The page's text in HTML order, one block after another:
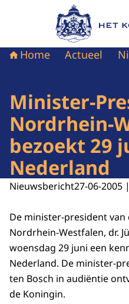
Naar de
Home Actueel
Minister-
Nordrhein-
bezoekt 29
Nederland
Nieuwsbericht27-06-2005
De minister-president
Nordrhein-Westfalen, dr.
woensdag 29 juni een
Nederland. De minister-
ten Bosch in audiëntie
de Koningin.